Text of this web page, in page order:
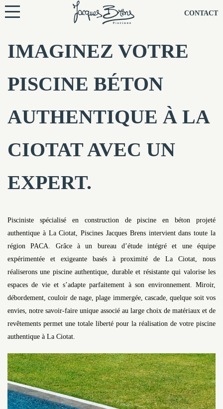
CONTACT
IMAGINEZ VOTRE
PISCINE BÉTON
AUTHENTIQUE À LA
CIOTAT AVEC UN
EXPERT.
Pisciniste spécialisé en construction de piscine en béton projeté
authentique à La Ciotat, Piscines Jacques Brens intervient dans toute la
région PACA. Grâce à un bureau d’étude intégré et une équipe
expérimentée et exigeante basés à proximité de La Ciotat, nous
réaliserons une piscine authentique, durable et résistante qui valorise les
espaces de vie et s’adapte parfaitement à son environnement. Miroir,
débordement, couloir de nage, plage immergée, cascade, quelque soit vos
envies, notre savoir-faire unique associé au large choix de matériaux et de
revêtements permet une totale liberté pour la réalisation de votre piscine
authentique à La Ciotat.
NOS PISCINES
NOTRE TECHNIQUE
NOS CONSEILS
NOS AGENCES
CONTACTEZ-NOUS